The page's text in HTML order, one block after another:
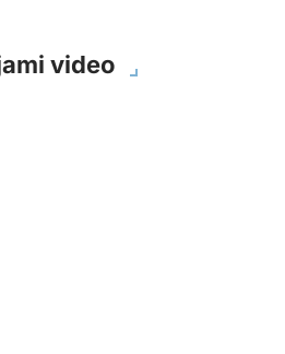
video